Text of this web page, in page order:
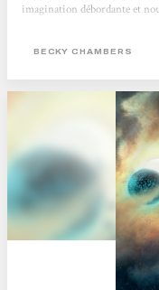
imagination débordante et
BECKY CHAMBERS